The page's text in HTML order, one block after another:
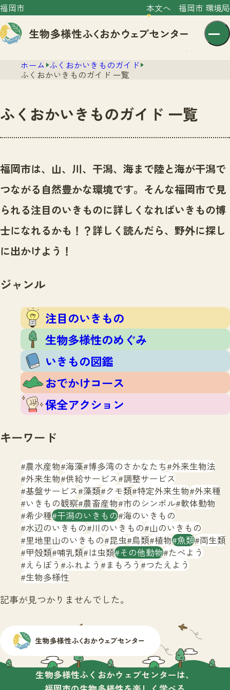
福岡市 本文へ 福岡市 環境局
センター紹介
センター紹介TOP
サイトポリシー
プライバシーポリシー
ニュースTOP
市の取組み
いきものガイド
いきものガイドTOP
注目のいきもの
生物多様性のめぐみ
保全アクション
イベント
いきもの調査隊
調査レポート
調査結果
ふくおかいきものマップ
マッチング
マッチングTOP
掲載申し込みフォーム
お問合せ
サイトマップ
ホーム ふくおかいきものガイド
ふくおかいきものガイド 一覧
ふくおかいきものガイド 一覧
福岡市は、山、川、干潟、海まで陸と海が干潟で
つながる自然豊かな環境です。 そんな福岡市で見
られる注目のいきものに詳しくなればいきもの博
士になれるかも！？詳しく読んだら、野外に探し
に出かけよう！
ジャンル
注目のいきもの
生物多様性のめぐみ
いきもの図鑑
おでかけコース
保全アクション
キーワード
農水産物 海藻 博多湾のさかなたち 外来生物法
外来生物 供給サービス 調整サービス
基盤サービス 藻類 クモ類 特定外来生物 外来種
いきもの観察 農畜産物 市のシンボル 軟体動物
希少種 干潟のいきもの 海のいきもの
水辺のいきもの 川のいきもの 山のいきもの
里地里山のいきもの 昆虫 鳥類 植物 魚類 両生類
甲殻類 哺乳類 は虫類 その他動物 たべよう
えらぼう ふれよう まもろう つたえよう
生物多様性
記事が見つかりませんでした。
生物多様性ふくおかウェブセンターは、